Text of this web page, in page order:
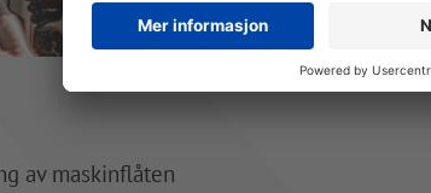
av maskinflåten